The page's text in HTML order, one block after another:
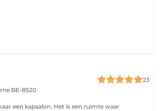
23
BE-8520
Het is een ruimte waar